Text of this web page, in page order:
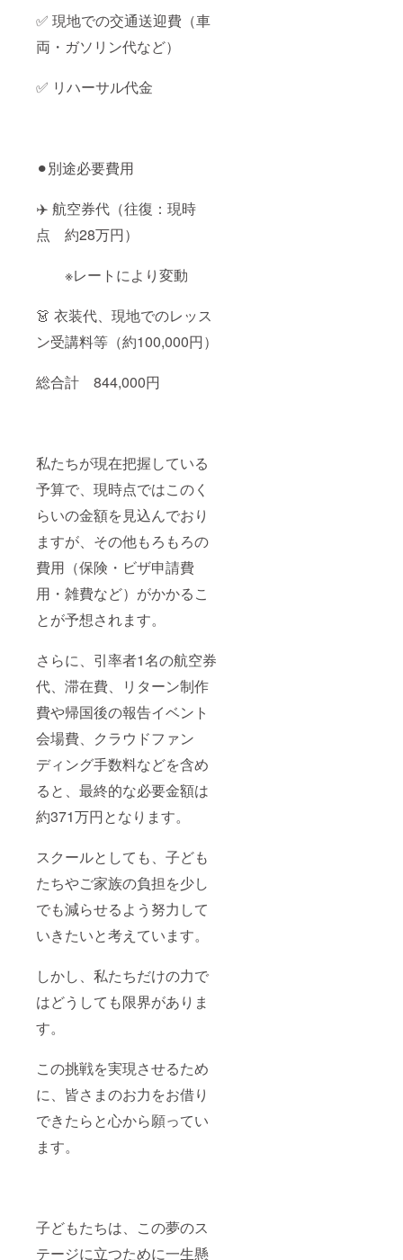
✅ 現地での交通送迎費（車
両・ガソリン代など）
✅ リハーサル代金
⚫︎別途必要費用
✈️ 航空券代（往復：現時
点 約28万円）
※レートにより変動
👗 衣装代、現地でのレッス
ン受講料等（約100,000円）
総合計 844,000円
私たちが現在把握している
予算で、現時点ではこのく
らいの金額を見込んでおり
ますが、その他もろもろの
費用（保険・ビザ申請費
用・雑費など）がかかるこ
とが予想されます。
さらに、引率者1名の航空券
代、滞在費、リターン制作
費や帰国後の報告イベント
会場費、クラウドファン
ディング手数料などを含め
ると、最終的な必要金額は
約371万円となります。
スクールとしても、子ども
たちやご家族の負担を少し
でも減らせるよう努力して
いきたいと考えています。
しかし、私たちだけの力で
はどうしても限界がありま
す。
この挑戦を実現させるため
に、皆さまのお力をお借り
できたらと心から願ってい
ます。
子どもたちは、この夢のス
テージに立つために一生懸